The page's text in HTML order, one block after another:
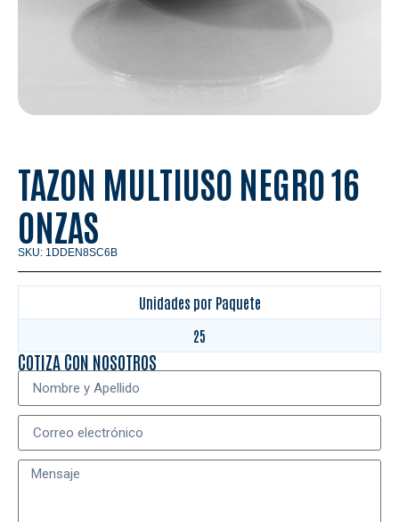
TAZON MULTIUSO NEGRO 16
ONZAS
SKU: 1DDEN8SC6B
Unidades por Paquete
25
COTIZA CON NOSOTROS